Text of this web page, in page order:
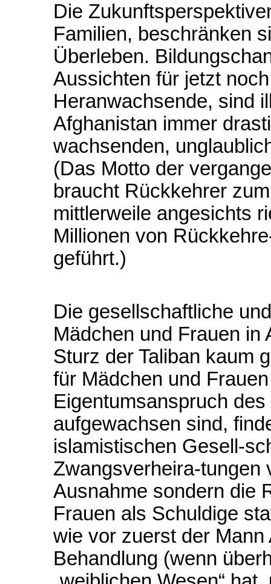
Die
Familien, beschränken
Überleben.
Aussichten für jetzt
Heranwachsende, sind
Afghanistan immer
wachsenden,
(Das Motto der
braucht Rückkehrer
mittlerweile angesichts
Millionen von
geführt.)
Die gesellschaftliche
Mädchen und Frauen in
Sturz der Taliban kaum
für Mädchen und
Eigentumsanspruch
aufgewachsen sind,
islamistischen Gesell-
Zwangsverheira-tungen
Ausnahme sondern die
Frauen als Schuldige
wie vor zuerst der
Behandlung (wenn